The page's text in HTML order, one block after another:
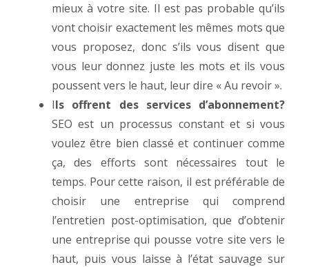
mieux à votre site. Il est pas probable qu’ils
vont choisir exactement les mêmes mots que
vous proposez, donc s’ils vous disent que
vous leur donnez juste les mots et ils vous
poussent vers le haut, leur dire « Au revoir ».
Ils offrent des services d’abonnement?
SEO est un processus constant et si vous
voulez être bien classé et continuer comme
ça, des efforts sont nécessaires tout le
temps. Pour cette raison, il est préférable de
choisir une entreprise qui comprend
l’entretien post-optimisation, que d’obtenir
une entreprise qui pousse votre site vers le
haut, puis vous laisse à l’état sauvage sur